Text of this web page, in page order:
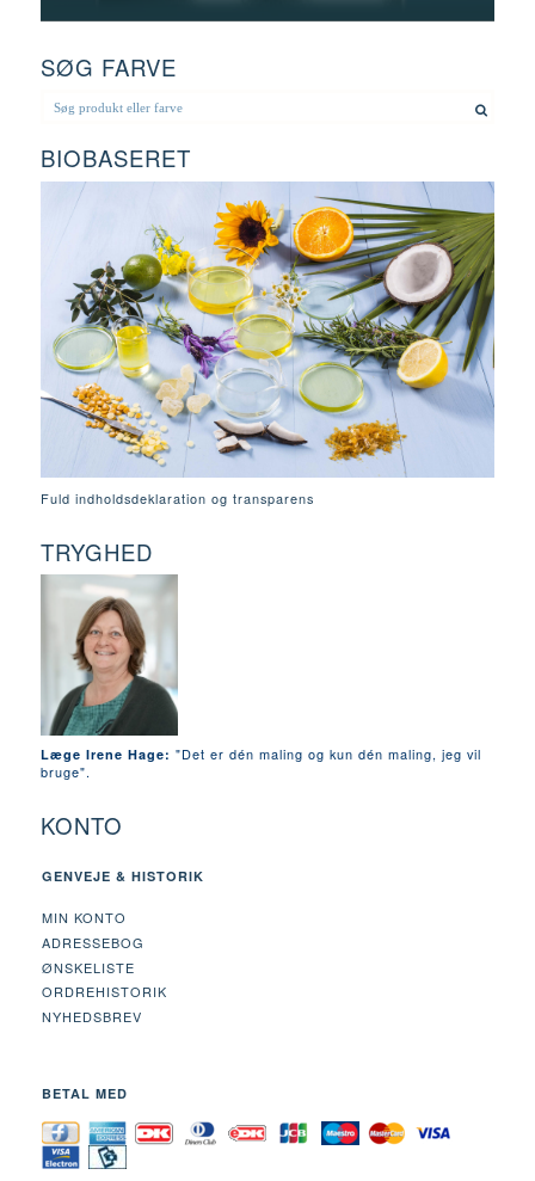
SØG FARVE
BIOBASERET
Fuld indholdsdeklaration og transparens
TRYGHED
Læge Irene Hage: "Det er dén maling og kun dén maling, jeg vil
bruge".
KONTO
GENVEJE & HISTORIK
MIN KONTO
ADRESSEBOG
ØNSKELISTE
ORDREHISTORIK
NYHEDSBREV
BETAL MED